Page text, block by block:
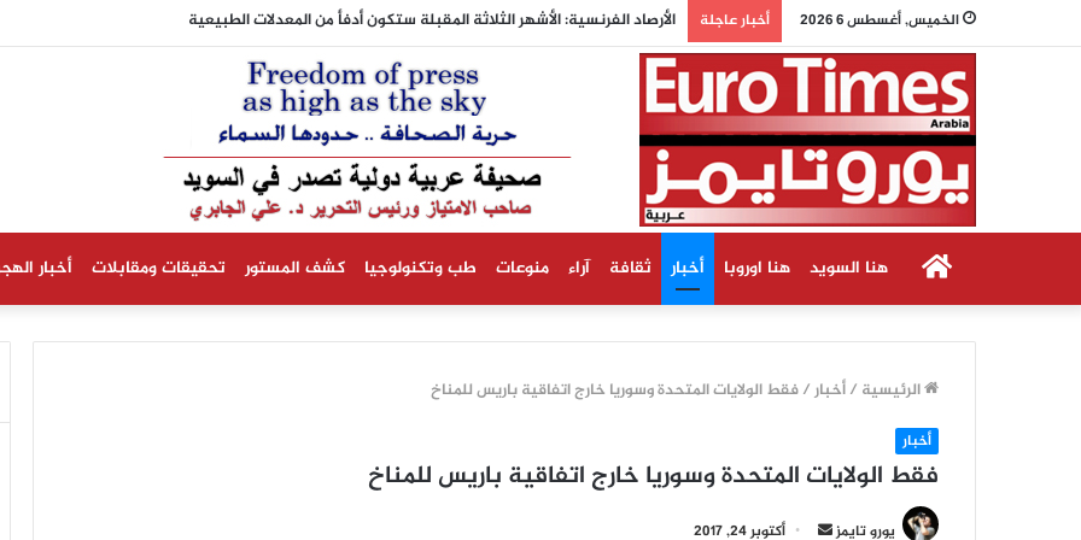
الخميس, أغسطس 6 2026 أخبار عاجلة
الرئيسية
هنا السويد هنا اوروبا أخبار ثقافة آراء منوعات طب وتكنولوجيا كشف المستور تحقيقات ومقابلات أخبار
الرئيسية /أخبار/فقط الولايات المتحدة وسوريا خارج اتفاقية باريس للمناخ
أخبار
فقط الولايات المتحدة وسوريا خارج اتفاقية باريس للمناخ
يورو تايمز أكتوبر 24, 2017